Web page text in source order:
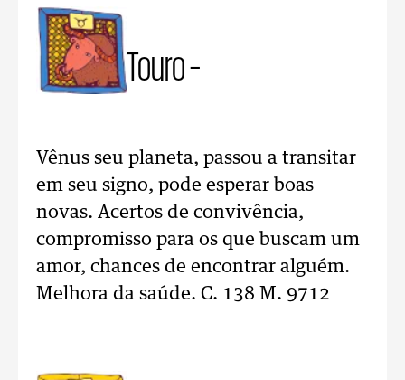
Touro –
Vênus seu planeta, passou a transitar
em seu signo, pode esperar boas
novas. Acertos de convivência,
compromisso para os que buscam um
amor, chances de encontrar alguém.
Melhora da saúde. C. 138 M. 9712